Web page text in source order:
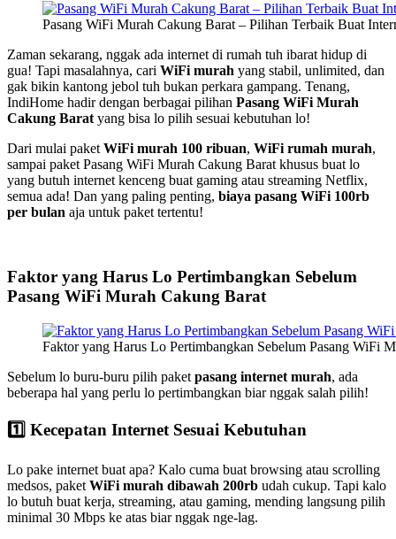
Pasang WiFi Murah Cakung Barat – Pilihan Terbaik Buat
Zaman sekarang, nggak ada internet di rumah tuh ibarat hidup di
gua! Tapi masalahnya, cari WiFi murah yang stabil, unlimited, dan
gak bikin kantong jebol tuh bukan perkara gampang. Tenang,
IndiHome hadir dengan berbagai pilihan Pasang WiFi Murah
Cakung Baratyang bisa lo pilih sesuai kebutuhan lo!
Dari mulai paketWiFi murah 100 ribuan, WiFi rumah murah,
sampai paket Pasang WiFi Murah Cakung Barat khusus buat lo
yang butuh internet kenceng buat gaming atau streaming Netflix,
semua ada! Dan yang paling penting, biaya pasang WiFi 100rb
per bulan aja untuk paket tertentu!
Faktor yang Harus Lo Pertimbangkan Sebelum
Pasang WiFi Murah Cakung Barat
Faktor yang Harus Lo Pertimbangkan Sebelum Pasang WiFi
Sebelum lo buru-buru pilih paket pasang internet murah, ada
beberapa hal yang perlu lo pertimbangkan biar nggak salah pilih!
1️⃣ Kecepatan Internet Sesuai Kebutuhan
Lo pake internet buat apa? Kalo cuma buat browsing atau scrolling
medsos, paket WiFi murah dibawah 200rb udah cukup. Tapi kalo
lo butuh buat kerja, streaming, atau gaming, mending langsung pilih
minimal 30 Mbps ke atas biar nggak nge-lag.